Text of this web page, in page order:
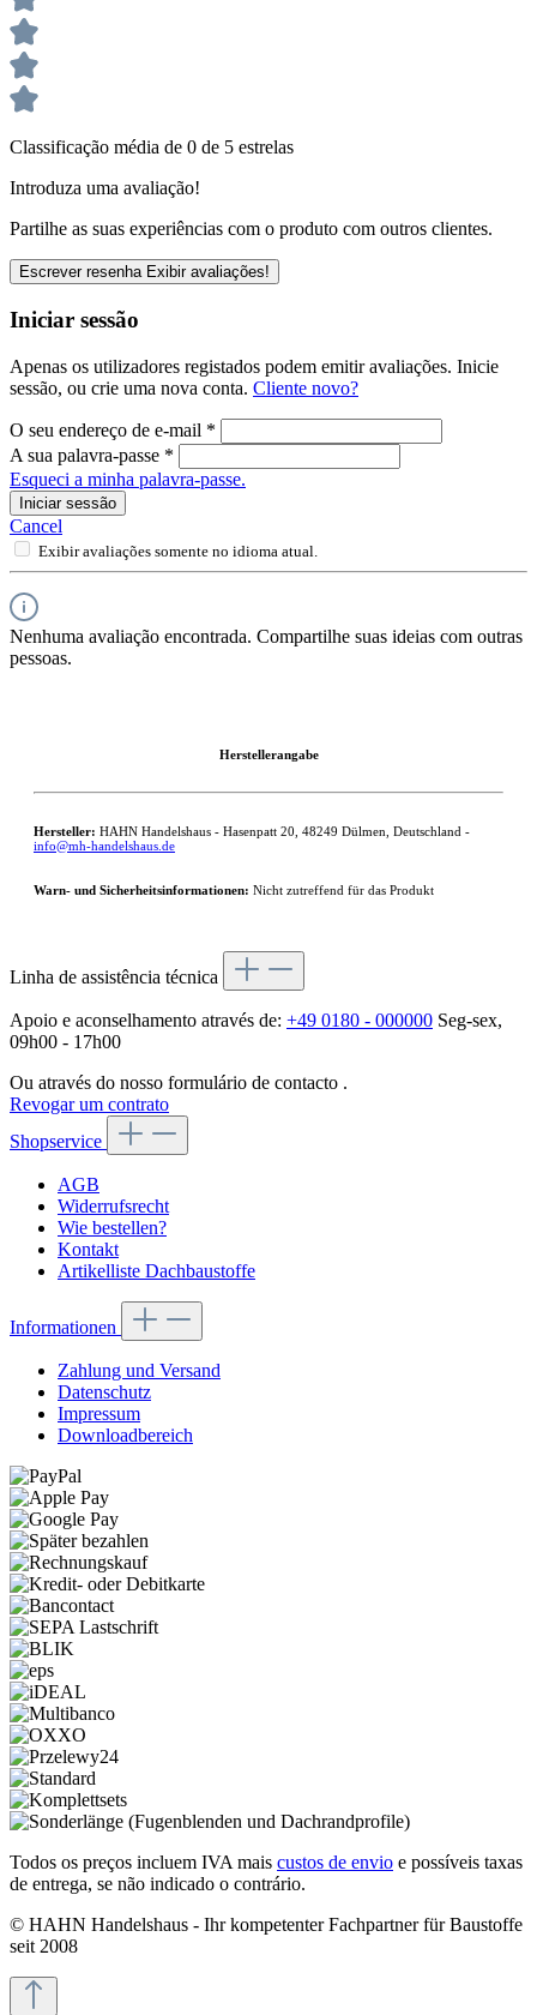
Classificação média de 0 de 5 estrelas
Introduza uma avaliação!
Partilhe as suas experiências com o produto com outros clientes.
Escrever resenha Exibir avaliações!
Iniciar sessão
Apenas os utilizadores registados podem emitir avaliações. Inicie
sessão, ou crie uma nova conta. Cliente novo?
O seu endereço de e-mail *
A sua palavra-passe *
Esqueci a minha palavra-passe.
Iniciar sessão
Cancel
Exibir avaliações somente no idioma atual.
Nenhuma avaliação encontrada. Compartilhe suas ideias com outras
pessoas.
Herstellerangabe
Hersteller: HAHN Handelshaus - Hasenpatt 20, 48249 Dülmen, Deutschland -
info@mh-handelshaus.de
Warn- und Sicherheitsinformationen: Nicht zutreffend für das Produkt
Linha de assistência técnica
Apoio e aconselhamento através de: +49 0180 - 000000 Seg-sex,
09h00 - 17h00
Ou através do nosso formulário de contacto .
Revogar um contrato
Shopservice
AGB
Widerrufsrecht
Wie bestellen?
Kontakt
Artikelliste Dachbaustoffe
Informationen
Zahlung und Versand
Datenschutz
Impressum
Downloadbereich
Todos os preços incluem IVA mais custos de envio e possíveis taxas
de entrega, se não indicado o contrário.
© HAHN Handelshaus - Ihr kompetenter Fachpartner für Baustoffe
seit 2008